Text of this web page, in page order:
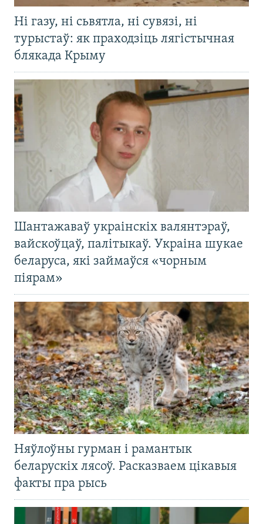
Ні газу, ні сьвятла, ні сувязі, ні
турыстаў: як праходзіць лягістычная
блякада Крыму
Шантажаваў украінскіх валянтэраў,
вайскоўцаў, палітыкаў. Украіна шукае
беларуса, які займаўся «чорным
піярам»
Няўлоўны гурман і рамантык
беларускіх лясоў. Расказваем цікавыя
факты пра рысь